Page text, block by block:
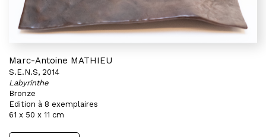
Marc-Antoine MATHIEU
S.E.N.S, 2014
Labyrinthe
Bronze
Edition à 8 exemplaires
61 x 50 x 11 cm